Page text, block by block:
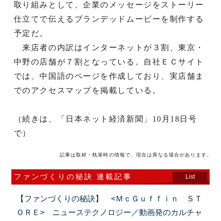
取り組みとして、企業のメッセージをストーリー
仕立てで伝えるブランデッドムービーを制作する
予定だ。
来店者の内訳はインターネットが３割、東京・
中野の店舗が７割となっている。自社ＥＣサイト
では、中国語のページを作成しており、実店舗ま
でのアクセスマップを掲載している。
（続きは、「日本ネット経済新聞」10月18日号
で）
記事は取材・執筆時の情報で、現在は異なる場合があります。
ファンづくりの秘訣 連載記事 List
【ファンづくりの秘訣】 <ＭｃＧｕｆｆｉｎ ＳＴ
ＯＲＥ> ニューステクノロジー／動画発のカルチャ